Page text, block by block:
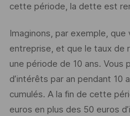
cette période, la dette est
Imaginons, par exemple,
entreprise, et que le taux de
une période de 10 ans. Vous
d’intérêts par an pendant 10
cumulés. A la fin de cette
euros en plus des 50 euros